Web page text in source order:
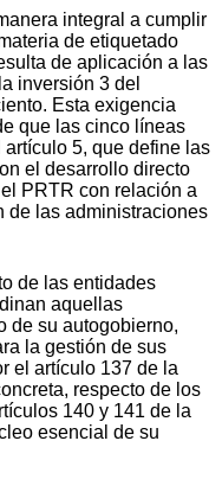
integral a cumplir
de etiquetado
de aplicación a las
inversión 3 del
Esta exigencia
que las cinco líneas
5, que define las
el desarrollo directo
PRTR con relación a
de las administraciones
de las entidades
aquellas
de su autogobierno,
la gestión de sus
el artículo 137 de la
respecto de los
140 y 141 de la
esencial de su